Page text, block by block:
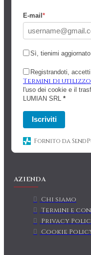
E-mail *
Sì, tienimi
Registrandoti,
Termini di
l'uso dei cookie e il
LUMIAN SRL *
Iscriviti
Fornito da
AZIENDA
Chi siamo
Termini e
Privacy
Cookie